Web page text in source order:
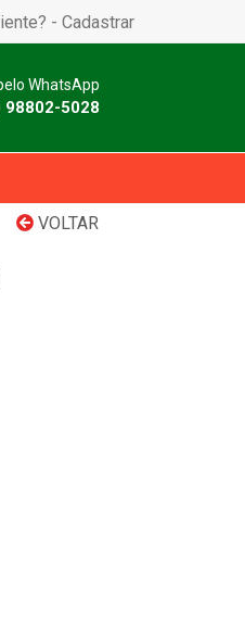
- Cadastrar
WhatsApp
98802-5028
VOLTAR